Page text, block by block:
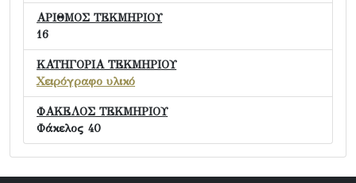
ΑΡΙΘΜΟΣ ΤΕΚΜΗΡΙΟΥ
16
ΚΑΤΗΓΟΡΙΑ ΤΕΚΜΗΡΙΟΥ
Χειρόγραφο υλικό
ΦΑΚΕΛΟΣ ΤΕΚΜΗΡΙΟΥ
Φάκελος 40